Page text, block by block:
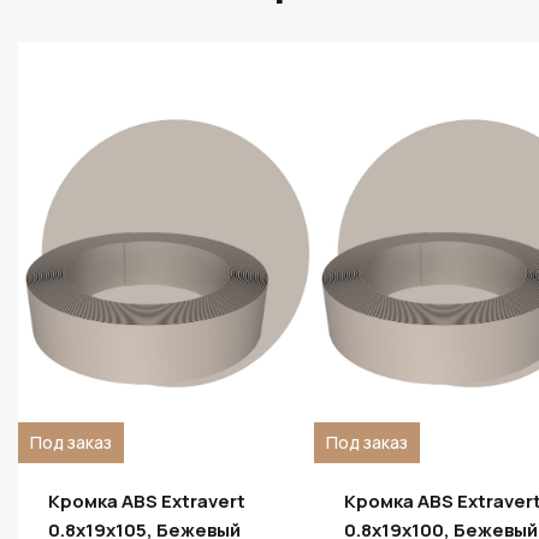
Под заказ
Кромка ABS Extravert
0.8х19х105, Бежевый
Под заказ
Кромка ABS
0.8х19х100, Бежевый